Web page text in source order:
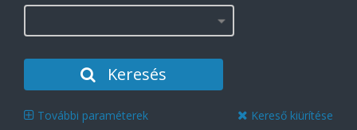
Keresés
További paraméterek Kereső kiürítése